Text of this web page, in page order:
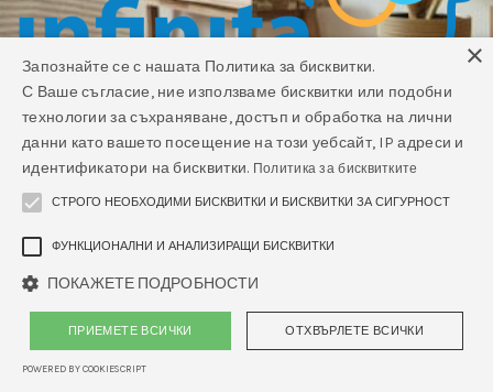
×
Запознайте се с нашата Политика за бисквитки.
С Ваше съгласие, ние използваме бисквитки или подобни
технологии за съхраняване, достъп и обработка на лични
данни като вашето посещение на този уебсайт, IP адреси и
идентификатори на бисквитки. Политика за бисквитките
СТРОГО НЕОБХОДИМИ БИСКВИТКИ И БИСКВИТКИ ЗА СИГУРНОСТ
ФУНКЦИОНАЛНИ И АНАЛИЗИРАЩИ БИСКВИТКИ
ПОКАЖЕТЕ ПОДРОБНОСТИ
ПРИЕМЕТЕ ВСИЧКИ ОТХВЪРЛЕТЕ ВСИЧКИ
POWERED BY COOKIESCRIPT